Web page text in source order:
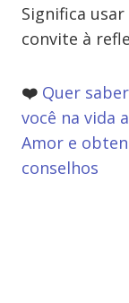
Significa
convite à
❤️ Quer
você na vida
Amor e
conselhos